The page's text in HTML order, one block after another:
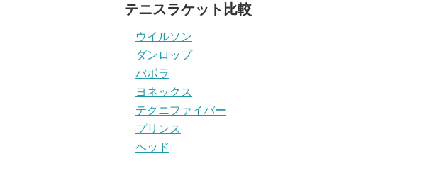
テニスラケット比較
ウイルソン
ダンロップ
バボラ
ヨネックス
テクニファイバー
プリンス
ヘッド